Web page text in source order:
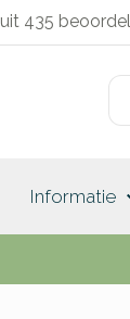
uit 435
Informatie